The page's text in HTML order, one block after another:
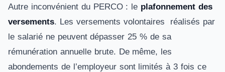
Autre inconvénient du PERCO : le plafonnement des
versements. Les versements volontaires réalisés par
le salarié ne peuvent dépasser 25 % de sa
rémunération annuelle brute. De même, les
abondements de l’employeur sont limités à 3 fois ce